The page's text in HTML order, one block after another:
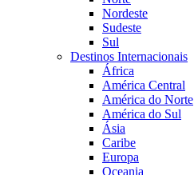
Nordeste
Sudeste
Sul
Destinos Internacionais
África
América Central
América do Norte
América do Sul
Ásia
Caribe
Europa
Oceania